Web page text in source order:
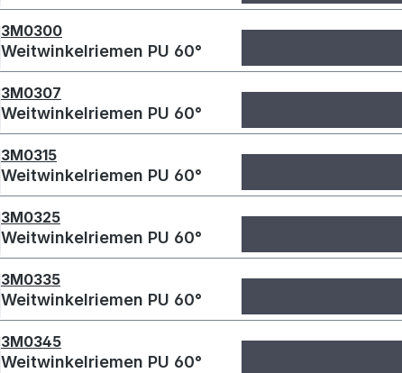
3M0300
Weitwinkelriemen PU 60°
3M0307
Weitwinkelriemen PU 60°
3M0315
Weitwinkelriemen PU 60°
3M0325
Weitwinkelriemen PU 60°
3M0335
Weitwinkelriemen PU 60°
3M0345
Weitwinkelriemen PU 60°